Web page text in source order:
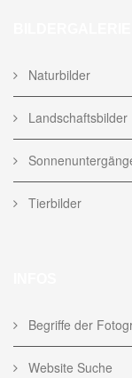
Naturbilder
Landschaftsbilder
Tierbilder
Begriffe der
Website Suche